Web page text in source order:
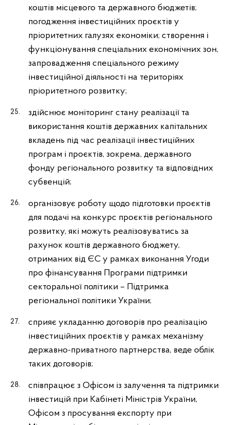
коштів місцевого та державного бюджетів;
погодження інвестиційних проєктів у
пріоритетних галузях економіки; створення і
функціонування спеціальних економічних зон,
запровадження спеціального режиму
інвестиційної діяльності на територіях
пріоритетного розвитку;
здійснює моніторинг стану реалізації та
використання коштів державних капітальних
вкладень під час реалізації інвестиційних
програм і проєктів, зокрема, державного
фонду регіонального розвитку та відповідних
субвенцій;
організовує роботу щодо підготовки проєктів
для подачі на конкурс проєктів регіонального
розвитку, які можуть реалізовуватись за
рахунок коштів державного бюджету,
отриманих від ЄC у рамках виконання Угоди
про фінансування Програми підтримки
секторальної політики – Підтримка
регіональної політики України;
сприяє укладанню договорів про реалізацію
інвестиційних проєктів у рамках механізму
державно-приватного партнерства, веде облік
таких договорів;
співпрацює з Офісом із залучення та підтримки
інвестицій при Кабінеті Міністрів України,
Офісом з просування експорту при